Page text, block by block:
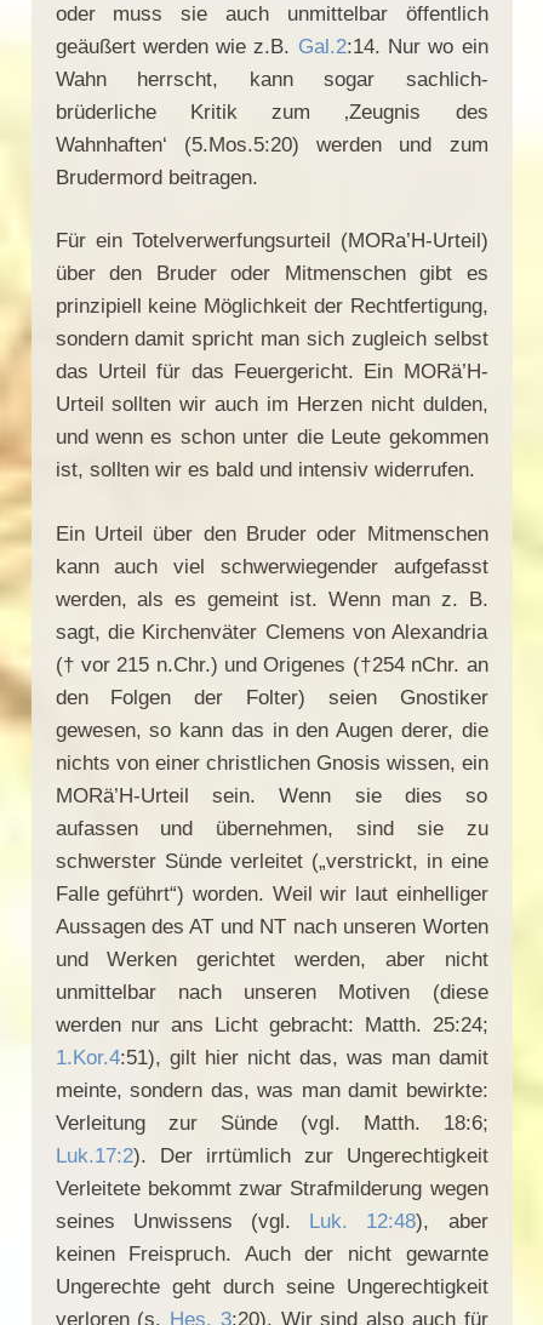
oder muss sie auch unmittelbar öffentlich
geäußert werden wie z.B. Gal.2:14. Nur wo ein
Wahn herrscht, kann sogar sachlich-
brüderliche Kritik zum ‚Zeugnis des
Wahnhaften‘ (5.Mos.5:20) werden und zum
Brudermord beitragen.
Für ein Totelverwerfungsurteil (MORa’H-Urteil)
über den Bruder oder Mitmenschen gibt es
prinzipiell keine Möglichkeit der Rechtfertigung,
sondern damit spricht man sich zugleich selbst
das Urteil für das Feuergericht. Ein MORä’H-
Urteil sollten wir auch im Herzen nicht dulden,
und wenn es schon unter die Leute gekommen
ist, sollten wir es bald und intensiv widerrufen.
Ein Urteil über den Bruder oder Mitmenschen
kann auch viel schwerwiegender aufgefasst
werden, als es gemeint ist. Wenn man z. B.
sagt, die Kirchenväter Clemens von Alexandria
(† vor 215 n.Chr.) und Origenes (†254 nChr. an
den Folgen der Folter) seien Gnostiker
gewesen, so kann das in den Augen derer, die
nichts von einer christlichen Gnosis wissen, ein
MORä’H-Urteil sein. Wenn sie dies so
aufassen und übernehmen, sind sie zu
schwerster Sünde verleitet („verstrickt, in eine
Falle geführt“) worden. Weil wir laut einhelliger
Aussagen des AT und NT nach unseren Worten
und Werken gerichtet werden, aber nicht
unmittelbar nach unseren Motiven (diese
werden nur ans Licht gebracht: Matth. 25:24;
1.Kor.4:51), gilt hier nicht das, was man damit
meinte, sondern das, was man damit bewirkte:
Verleitung zur Sünde (vgl. Matth. 18:6;
Luk.17:2). Der irrtümlich zur Ungerechtigkeit
Verleitete bekommt zwar Strafmilderung wegen
seines Unwissens (vgl. Luk. 12:48), aber
keinen Freispruch. Auch der nicht gewarnte
Ungerechte geht durch seine Ungerechtigkeit
verloren (s. Hes. 3:20). Wir sind also auch für